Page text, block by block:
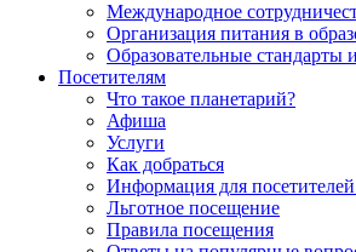
Международное
Организация питания в
Образовательные стандарты
Посетителям
Что такое планетарий?
Афиша
Услуги
Как добраться
Информация для
Льготное посещение
Правила посещения